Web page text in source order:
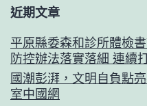
近期文章
平原縣委森和診所體檢
防控辦法落實落細 連續
國潮彭湃，文明自負點
室中國網